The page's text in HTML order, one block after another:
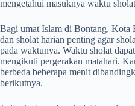
mengetahui masuknya waktu
Bagi umat Islam di Bontang, Kota
dan sholat harian penting agar
pada waktunya. Waktu sholat
mengikuti pergerakan matahari.
berbeda beberapa menit
berikutnya.